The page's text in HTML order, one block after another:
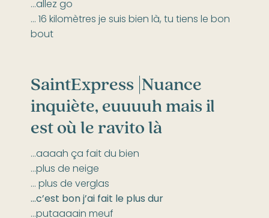
…allez go
… 16 kilomètres je suis bien là, tu tiens le bon
bout
SaintExpress |Nuance
inquiète, euuuuh mais il
est où le ravito là
…aaaah ça fait du bien
…plus de neige
… plus de verglas
…c’est bon j’ai fait le plus dur
…putaaaain meuf